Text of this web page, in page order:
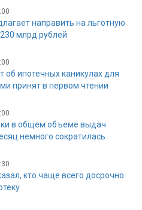
направить на льготную
млрд рублей
об ипотечных каникулах для
принят в первом чтении
в общем объеме выдач
немного сократилась
кто чаще всего досрочно